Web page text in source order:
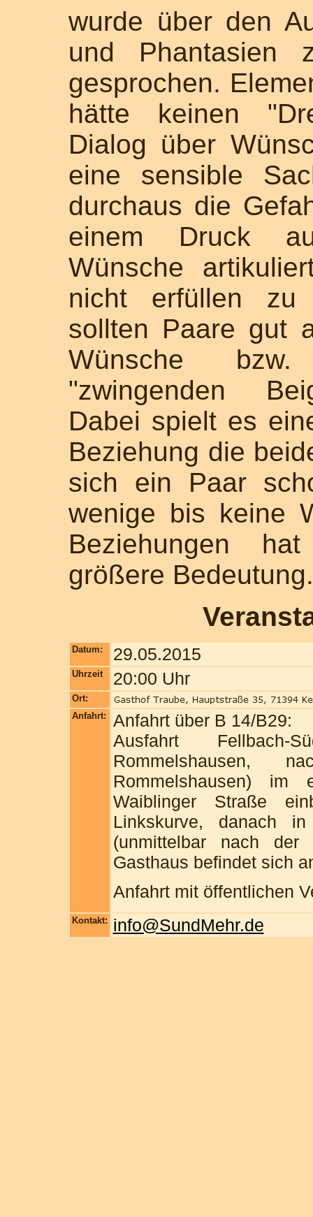
wurde über den
und Phantasien
gesprochen.
hätte keinen
Dialog über
eine sensible
durchaus die
einem Druck
Wünsche
nicht erfüllen zu
sollten Paare gut
Wünsche
"zwingenden
Dabei spielt es
Beziehung die
sich ein Paar
wenige bis keine
Beziehungen
größere Bedeutung.
Datum: 29.05.2015
Uhrzeit 20:00 Uhr
Ort:
Anfahrt:
Anfahrt über B 14/B29:
Ausfahrt
Rommelshausen,
Rommelshausen)
Waiblinger Straße
Linkskurve, danach
(unmittelbar nach
Gasthaus befindet sich
Anfahrt mit öffentlichen
Kontakt: info@SundMehr.de